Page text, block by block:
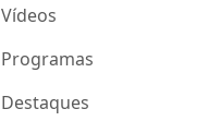
Vídeos
Programas
Destaques